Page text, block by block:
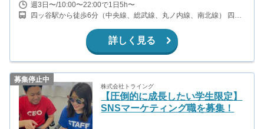
週3日〜/10:00〜22:00で1日5h〜
四ッ谷駅から徒歩6分（中央線、総武線、丸ノ内線、南北線） 四谷
詳しく見る
募集停止中
株式会社トライング
【圧倒的に成長したい学生限定】
SNSマーケティング職を募集！